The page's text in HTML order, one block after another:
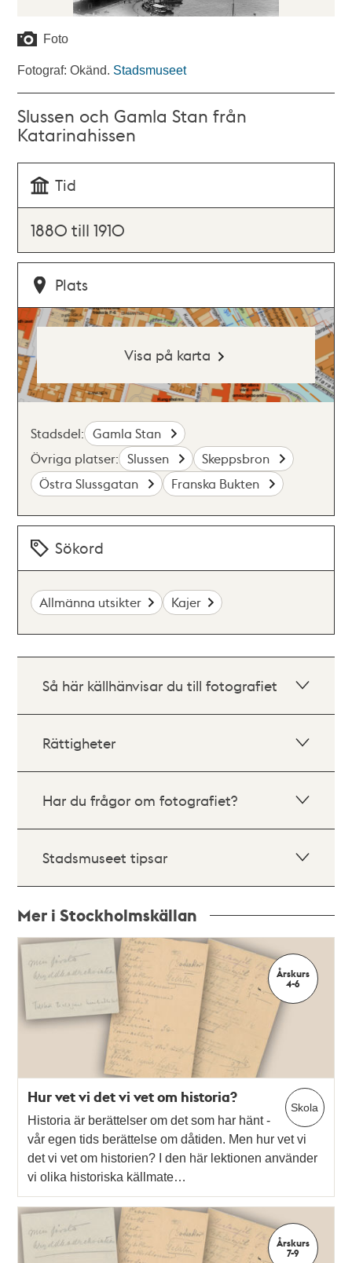
Foto
Fotograf: Okänd. Stadsmuseet
Slussen och Gamla Stan från
Katarinahissen
Tid
1880 till 1910
Plats
Visa på karta
Stadsdel: Gamla Stan
Övriga platser: Slussen
Skeppsbron
Östra Slussgatan
Franska Bukten
Sökord
Allmänna utsikter Kajer
Så här källhänvisar du till fotografiet
Rättigheter
Har du frågor om fotografiet?
Stadsmuseet tipsar
Mer i Stockholmskällan
Relaterade
poster
och
teman
Årskurs
4-6
Skola
Hur vet vi det vi vet om historia?
Historia är berättelser om det som har hänt -
vår egen tids berättelse om dåtiden. Men hur vet vi
det vi vet om historien? I den här lektionen använder
vi olika historiska källmate…
Årskurs
7-9